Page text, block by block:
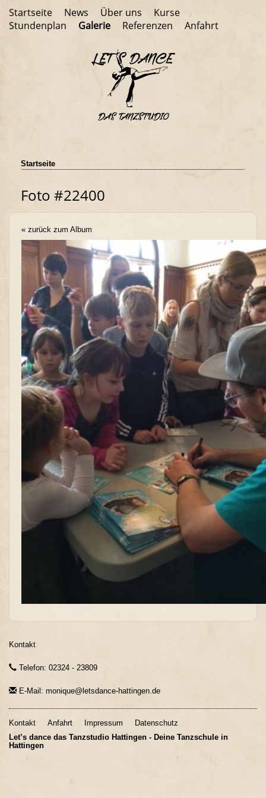
Startseite News Über uns
Kurse
Stundenplan
Galerie Referenzen Anfahrt
Startseite
Foto #22400
« zurück zum Album
Kontakt
Telefon: 02324 - 23809
E-Mail: monique@letsdance-hattingen.de
Kontakt Anfahrt Impressum
Datenschutz
Let’s dance das Tanzstudio Hattingen - Deine Tanzschule in
Hattingen